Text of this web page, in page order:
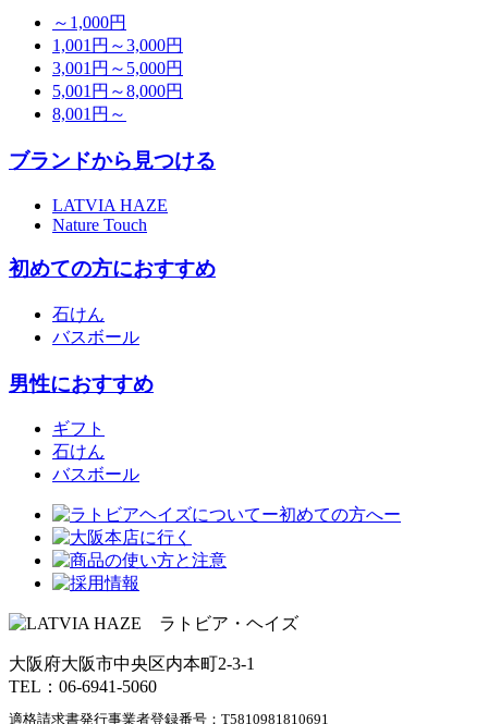
～1,000円
1,001円～3,000円
3,001円～5,000円
5,001円～8,000円
8,001円～
ブランドから見つける
LATVIA HAZE
Nature Touch
初めての方におすすめ
石けん
バスボール
男性におすすめ
ギフト
石けん
バスボール
大阪府大阪市中央区内本町2-3-1
TEL：06-6941-5060
適格請求書発行事業者登録番号： T5810981810691